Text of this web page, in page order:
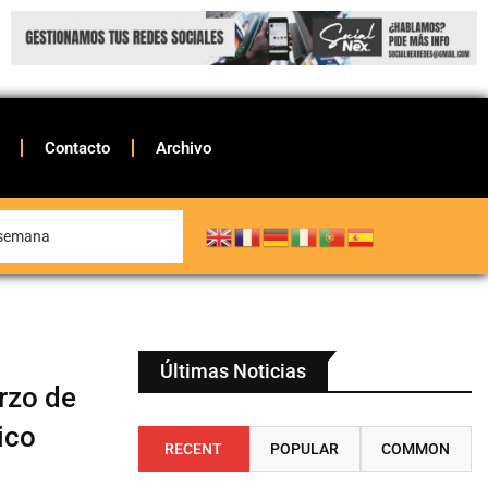
Contacto Archivo
de
Últimas Noticias
RECENT POPULAR COMMON